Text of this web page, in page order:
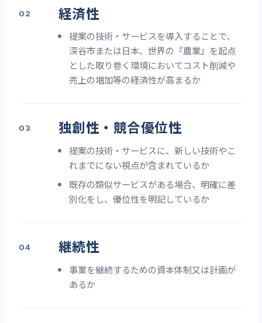
経済性
提案の技術・サービスを導入することで、
深谷市または日本、世界の『農業』を起点
とした取り巻く環境においてコスト削減や
売上の増加等の経済性が高まるか
独創性・競合優位性
提案の技術・サービスに、新しい技術やこ
れまでにない視点が含まれているか
既存の類似サービスがある場合、明確に差
別化をし、優位性を明記しているか
継続性
事業を継続するための資本体制又は計画が
あるか